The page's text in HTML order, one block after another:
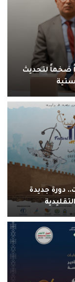
ضخماً لتحديث
دورة جديدة